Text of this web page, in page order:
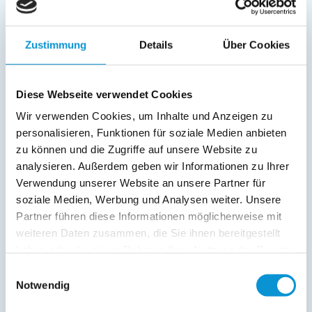
Zustimmung Details Über Cookies
Diese Webseite verwendet Cookies
Wir verwenden Cookies, um Inhalte und Anzeigen zu
personalisieren, Funktionen für soziale Medien anbieten
zu können und die Zugriffe auf unsere Website zu
analysieren. Außerdem geben wir Informationen zu Ihrer
Verwendung unserer Website an unsere Partner für
soziale Medien, Werbung und Analysen weiter. Unsere
Partner führen diese Informationen möglicherweise mit
weiteren Daten zusammen, die Sie ihnen bereitgestellt
Notwendig
Parkplatz
Terrasse
Service:
Bettwäsche inkl.
Handtücher inkl.
Verpflegung:
Beschreibung
Historisches Ferienhaus von 1664 mit stilvollen
Hafen. Ruhige Lage, Garten, Terrasse und PKW-Stellplatz.